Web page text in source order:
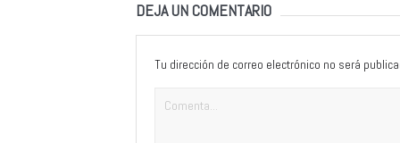
DEJA UN COMENTARIO
Tu dirección de correo electrónico no será